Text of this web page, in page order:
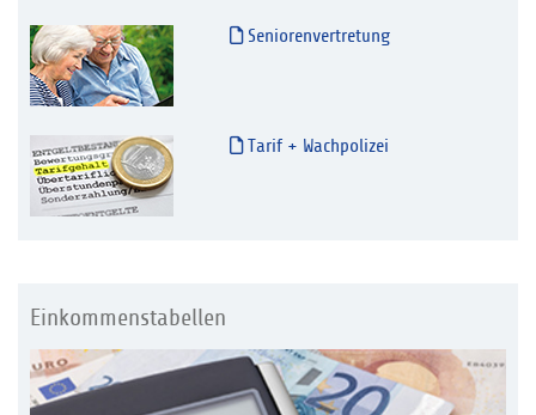
Seniorenvertretung
Tarif + Wachpolizei
Einkommenstabellen